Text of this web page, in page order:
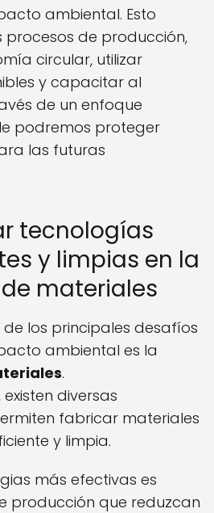
ambiental. Esto
procesos de producción,
circular, utilizar
y capacitar al
de un enfoque
podremos proteger
las futuras
tecnologías
y limpias en la
materiales
de los principales desafíos
ambiental es la
.
diversas
fabricar materiales
y limpia.
más efectivas es
producción que reduzcan